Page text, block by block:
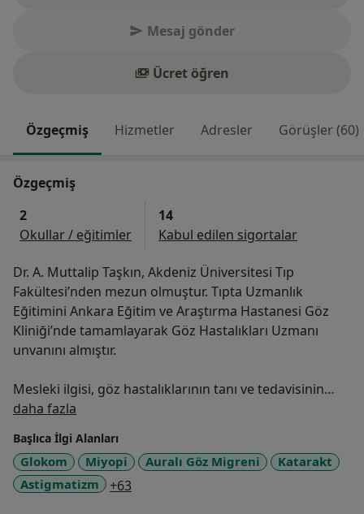
Mesaj gönder
Ücret öğren
Özgeçmiş Hizmetler Adresler Görüşler (60)
Özgeçmiş
2
Okullar / eğitimler
14
Kabul edilen sigortalar
Dr. A. Muttalip Taşkın, Akdeniz Üniversitesi Tıp
Fakültesi’nden mezun olmuştur. Tıpta Uzmanlık
Eğitimini Ankara Eğitim ve Araştırma Hastanesi Göz
Kliniği’nde tamamlayarak Göz Hastalıkları Uzmanı
unvanını almıştır.
Mesleki ilgisi, göz hastalıklarının tanı ve tedavisinin
yanı sıra cerrahi uygulamalar üzerine yoğunlaşmıştır.
Meslek yaşamı süresince; katarakt, kırma kusurları,
kornea hastalıkları, glokom, retina hastalıkları, şaşılık,
göz kapağı hastalıkları ve çocukluk çağı göz
hastalıkları gibi alanlarda hastalarını takip etmiş ve bu
daha fazla
Başlıca İlgi Alanları
Glokom Miyopi Auralı Göz Migreni
Katarakt
Astigmatizm
+63